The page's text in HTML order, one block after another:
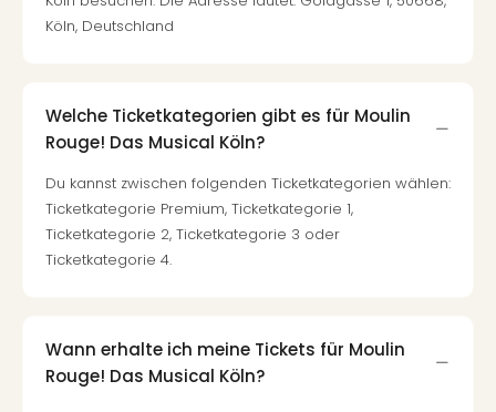
Köln, Deutschland
Welche Ticketkategorien gibt es für Moulin
Rouge! Das Musical Köln?
Du kannst zwischen folgenden Ticketkategorien wählen:
Ticketkategorie Premium, Ticketkategorie 1,
Ticketkategorie 2, Ticketkategorie 3 oder
Ticketkategorie 4.
Wann erhalte ich meine Tickets für Moulin
Rouge! Das Musical Köln?